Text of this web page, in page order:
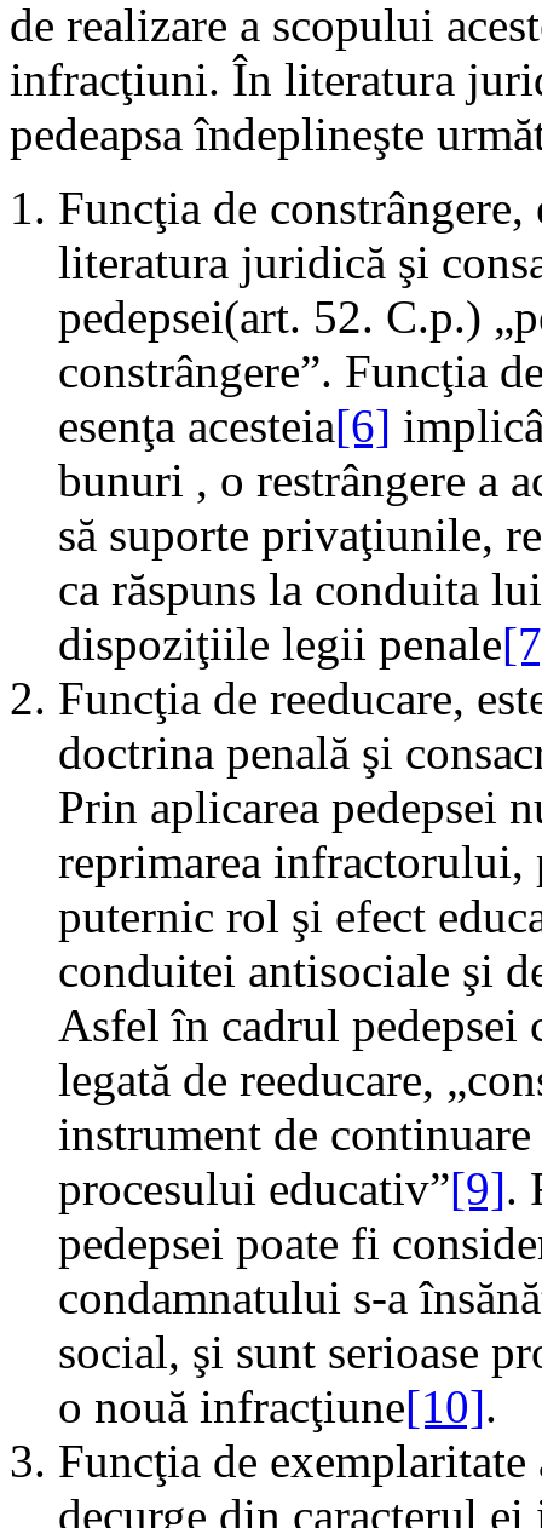
de realizare a scopului
infracţiuni. În literatura
pedeapsa îndeplineşte
Funcţia de
literatura juridică şi
pedepsei(art. 52. C.p.)
constrângere”. Funcţia
esenţa acesteia[6]
bunuri , o restrângere a
să suporte privaţiunile,
ca răspuns la conduita
dispoziţiile legii penale
Funcţia de reeducare,
doctrina penală şi
Prin aplicarea pedepsei
reprimarea infractorului,
puternic rol şi efect
conduitei antisociale şi
Asfel în cadrul pedepsei
legată de reeducare,
instrument de
procesului educativ”[9].
pedepsei poate fi
condamnatului s-a
social, şi sunt serioase
o nouă infracţiune[10].
Funcţia de exemplaritate
decurge din caracterul